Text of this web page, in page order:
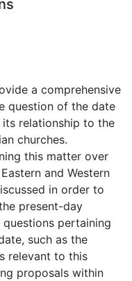
4.0
a comprehensive
question of the date
relationship to the
churches.
this matter over
and Western
in order to
present-day
pertaining
such as the
relevant to this
proposals within